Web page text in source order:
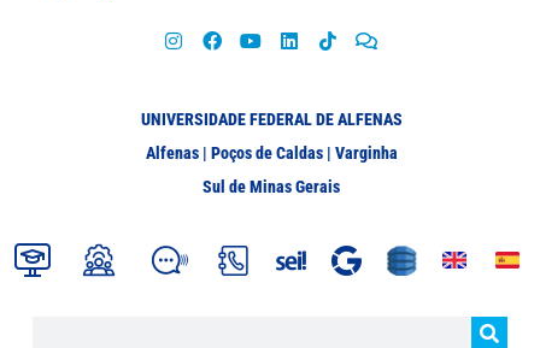
UNIVERSIDADE FEDERAL DE ALFENAS
Alfenas | Poços de Caldas | Varginha
Sul de Minas Gerais